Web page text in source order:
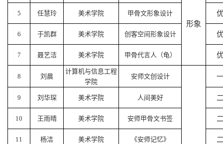
形象
5 任慧玲 美术学院 甲骨文形象设计
6 于凯群 美术学院 创客空间形象设计
7 聂艺洁 美术学院 甲骨代言人（龟）
8 刘晨
计算机与信息工程
学院
安师文创设计
9 刘华琛 美术学院 人间美好
10 王雨晴 美术学院 安师甲骨文书签
11 杨洁 美术学院 《安师记忆》